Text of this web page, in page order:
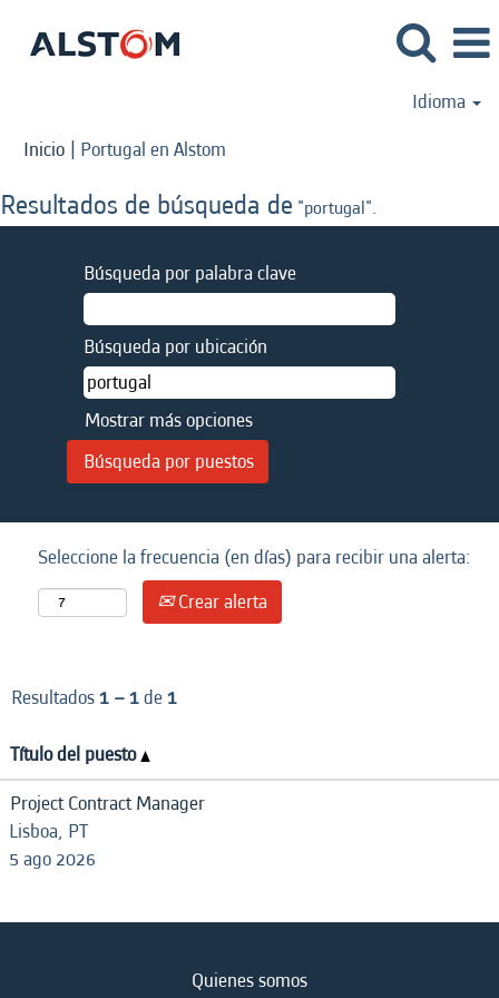
Idioma
Inicio | Portugal en Alstom
Resultados de búsqueda de "portugal".
Búsqueda por palabra clave
Búsqueda por ubicación
Mostrar más opciones
Seleccione la frecuencia (en días) para recibir una alerta:
Crear alerta
Resultados1 – 1de1
Título del puesto
Project Contract Manager
Lisboa, PT
5 ago 2026
Quienes somos